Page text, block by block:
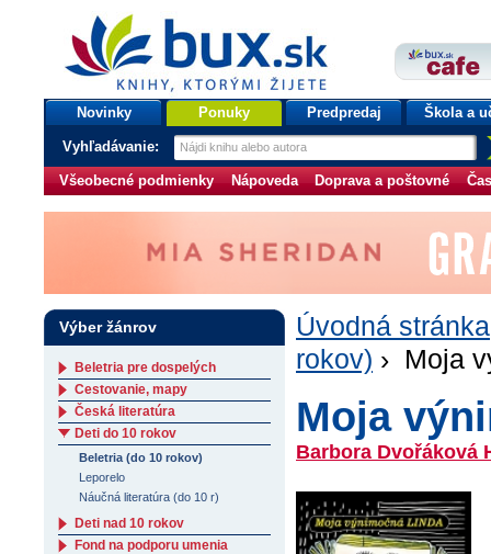
bux.sk
knihy, ktorými žijete
Úvodná stránka
Novinky Ponuky Predpredaj Škola a
Vyhľadávanie:
Všeobecné podmienky Nápoveda Doprava a poštovné
Úvodná stránka
rokov) › Moja
Moja
Barbora Dvořáková
Výber žánrov
Beletria pre dospelých
Cestovanie, mapy
Česká literatúra
Deti do 10 rokov
Beletria (do 10 rokov)
Leporelo
Náučná literatúra (do 10 r)
Deti nad 10 rokov
Fond na podporu umenia